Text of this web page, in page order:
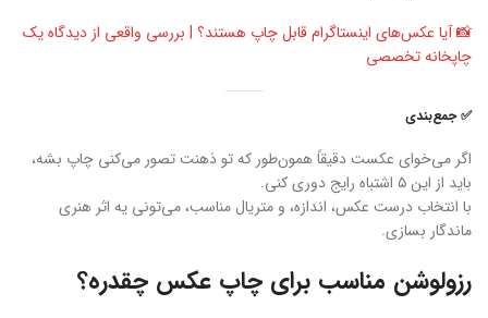
📸 آیا عکس‌های اینستاگرام قابل چاپ هستند؟ | بررسی واقعی از دیدگاه یک
چاپخانه تخصصی
✅ جمع‌بندی
اگر می‌خوای عکست دقیقاً همون‌طور که تو ذهنت تصور می‌کنی چاپ بشه،
باید از این ۵ اشتباه رایج دوری کنی.
با انتخاب درست عکس، اندازه، و متریال مناسب، می‌تونی یه اثر هنری
ماندگار بسازی.
رزولوشن مناسب برای چاپ عکس چقدره؟